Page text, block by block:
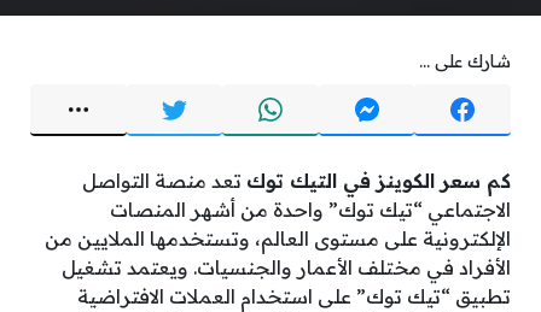
شارك على ...
كم سعر الكوينز في التيك توك تعد منصة التواصل
الاجتماعي “تيك توك” واحدة من أشهر المنصات
الإلكترونية على مستوى العالم، وتستخدمها الملايين من
الأفراد في مختلف الأعمار والجنسيات. ويعتمد تشغيل
تطبيق “تيك توك” على استخدام العملات الافتراضية